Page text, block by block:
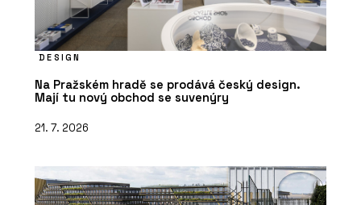
DESIGN
Na Pražském hradě se prodává český design.
Mají tu nový obchod se suvenýry
21. 7. 2026